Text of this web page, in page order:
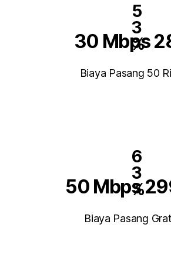
5
3
%
30 Mbps
Biaya Pasang 50
6
3
%
50 Mbps
Biaya Pasang